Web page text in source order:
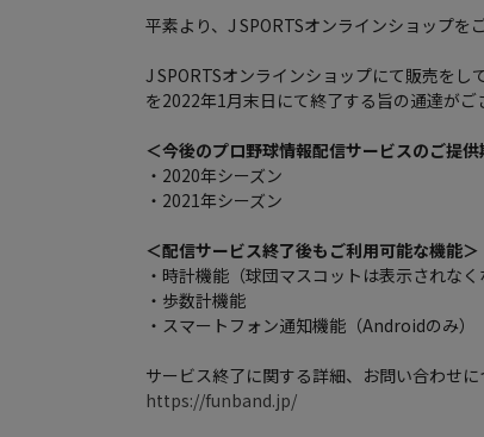
平素より、J SPORTSオンラインショップを
J SPORTSオンラインショップにて販売を
を2022年1月末日にて終了する旨の通達がご
＜今後のプロ野球情報配信サービスのご提供
・2020年シーズン
・2021年シーズン
＜配信サービス終了後もご利用可能な機能＞
・時計機能（球団マスコットは表示されなく
・歩数計機能
・スマートフォン通知機能（Androidのみ）
サービス終了に関する詳細、お問い合わせ
https://funband.jp/